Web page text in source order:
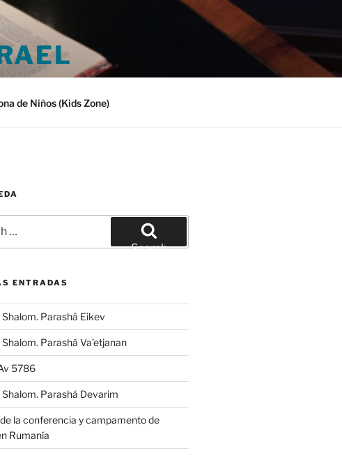
de Niños (Kids Zone)
Search
ENTRADAS
Parashá Eikev
Parashá Va’etjanan
5786
Parashá Devarim
la conferencia y campamento de
Rumanía